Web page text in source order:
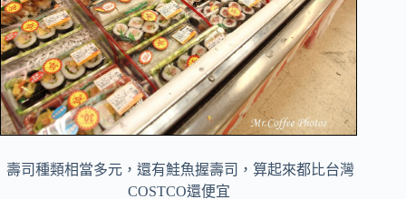
壽司種類相當多元，還有鮭魚握壽司，算起來都比台灣
COSTCO還便宜